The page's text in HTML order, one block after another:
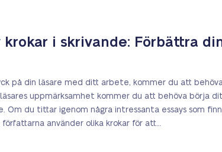
i skrivande: Förbättra
på din läsare med ditt arbete, kommer du att
uppmärksamhet kommer du att behöva börja
Om du tittar igenom några intressanta essays som
använder olika krokar för att…